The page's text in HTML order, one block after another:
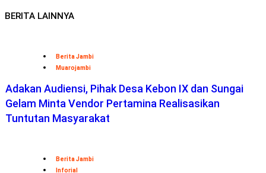
BERITA LAINNYA
Berita Jambi
Muarojambi
Adakan Audiensi, Pihak Desa Kebon IX dan Sungai
Gelam Minta Vendor Pertamina Realisasikan
Tuntutan Masyarakat
Berita Jambi
Inforial